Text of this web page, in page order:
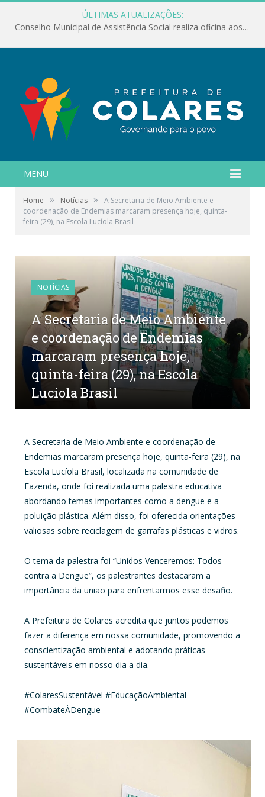
ÚLTIMAS ATUALIZAÇÕES:
Ação em defesa das crianças e adolescentes
MENU
Home » Notícias »
A Secretaria de Meio Ambiente e
coordenação de Endemias marcaram presença hoje, quinta-
feira (29), na Escola Lucíola Brasil
NOTÍCIAS
A Secretaria de Meio Ambiente
e coordenação de Endemias
marcaram presença hoje,
quinta-feira (29), na Escola
Lucíola Brasil
A Secretaria de Meio Ambiente e coordenação de
Endemias marcaram presença hoje, quinta-feira (29), na
Escola Lucíola Brasil, localizada na comunidade de
Fazenda, onde foi realizada uma palestra educativa
abordando temas importantes como a dengue e a
poluição plástica. Além disso, foi oferecida orientações
valiosas sobre reciclagem de garrafas plásticas e vidros.
O tema da palestra foi “Unidos Venceremos: Todos
contra a Dengue”, os palestrantes destacaram a
importância da união para enfrentarmos esse desafio.
A Prefeitura de Colares acredita que juntos podemos
fazer a diferença em nossa comunidade, promovendo a
conscientização ambiental e adotando práticas
sustentáveis em nosso dia a dia.
#ColaresSustentável #EducaçãoAmbiental
#CombateÀDengue